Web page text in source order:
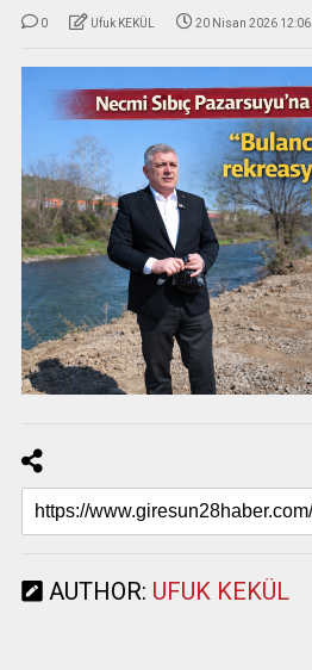
0 Ufuk KEKÜL 20 Nisan 2026 12:06
AUTHOR: UFUK KEKÜL